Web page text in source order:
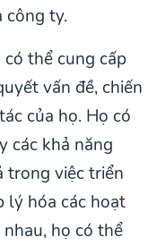
công ty.
thể cung cấp
vấn đề, chiến
của họ. Họ có
các khả năng
trong việc triển
lý hóa các hoạt
họ có thể